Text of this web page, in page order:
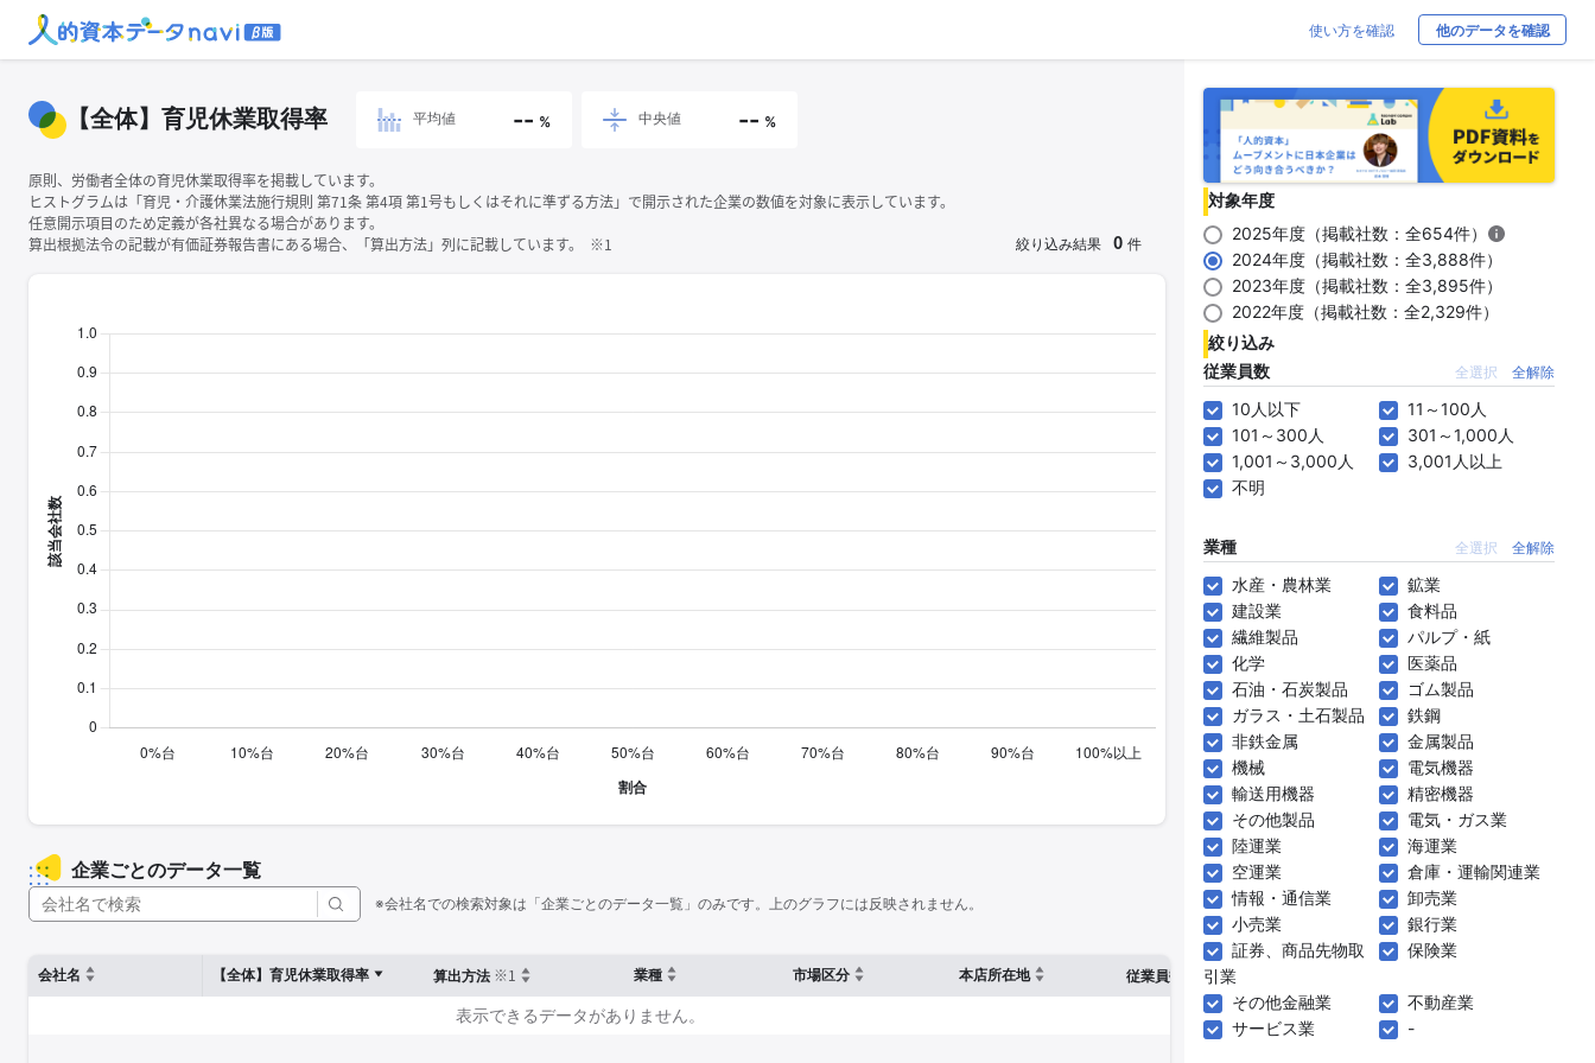
使い方を確認 他のデータを確認
【全体】育児休業取得率 平均値 -- % 中央値 -- %
原則、労働者全体の育児休業取得率を掲載しています。
ヒストグラムは「育児・介護休業法施行規則 第71条 第4項 第1号もしくはそれに準ずる方法」で開示された企業の数値を対象に表示しています。
任意開示項目のため定義が各社異なる場合があります。
算出根拠法令の記載が有価証券報告書にある場合、「算出方法」列に記載しています。 ※1
絞り込み結果 0 件
企業ごとのデータ一覧
※会社名での検索対象は「企業ごとのデータ一覧」のみです。上のグラフには反映されません。
会社名 【全体】育児休業取得率 算出方法 ※1 業種 市場区分 本店所在地 従業員数 ※1
表示できるデータがありません。
対象年度
2025年度（掲載社数：全654件）
2024年度（掲載社数：全3,888件）
2023年度（掲載社数：全3,895件）
2022年度（掲載社数：全2,329件）
絞り込み
従業員数
全選択 全解除
10人以下
11～100人
101～300人
301～1,000人
1,001～3,000人
3,001人以上
不明
業種 全選択 全解除
水産・農林業
鉱業
建設業
食料品
繊維製品
パルプ・紙
化学
医薬品
石油・石炭製品
ゴム製品
ガラス・土石製品
鉄鋼
非鉄金属
金属製品
機械
電気機器
輸送用機器
精密機器
その他製品
電気・ガス業
陸運業
海運業
空運業
倉庫・運輸関連業
情報・通信業
卸売業
小売業
銀行業
証券、商品先物取
引業
保険業
その他金融業
不動産業
サービス業
-